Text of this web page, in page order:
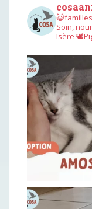
Soin,
Isère